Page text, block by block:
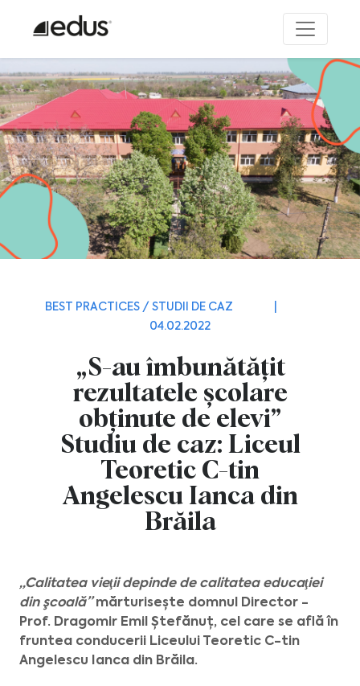
BEST PRACTICES / STUDII DE CAZ
04.02.2022
„S-au îmbunătățit
rezultatele școlare
obținute de elevi”
Studiu de caz: Liceul
Teoretic C-tin
Angelescu Ianca din
Brăila
„Calitatea vieţii depinde de calitatea educaţiei
din şcoală”mărturisește domnul Director -
Prof. Dragomir Emil Ștefănuț, cel care se află în
fruntea conducerii Liceului Teoretic C-tin
Angelescu Ianca din Brăila.